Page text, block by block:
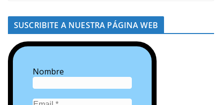
SUSCRIBITE A NUESTRA PÁGINA WEB
Nombre